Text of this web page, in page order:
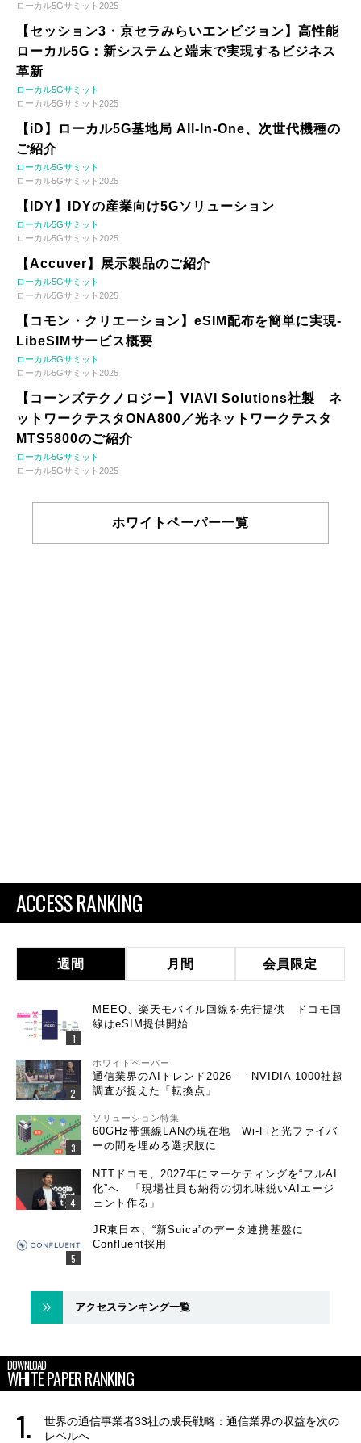
ローカル5Gサミット2025
【セッション3・京セラみらいエンビジョン】高性能
ローカル5G：新システムと端末で実現するビジネス
革新
ローカル5Gサミット
ローカル5Gサミット2025
【iD】ローカル5G基地局 All-In-One、次世代機種の
ご紹介
ローカル5Gサミット
ローカル5Gサミット2025
【IDY】IDYの産業向け5Gソリューション
ローカル5Gサミット
ローカル5Gサミット2025
【Accuver】展示製品のご紹介
ローカル5Gサミット
ローカル5Gサミット2025
【コモン・クリエーション】eSIM配布を簡単に実現-
LibeSIMサービス概要
ローカル5Gサミット
ローカル5Gサミット2025
【コーンズテクノロジー】VIAVI Solutions社製 ネ
ットワークテスタONA800／光ネットワークテスタ
MTS5800のご紹介
ローカル5Gサミット
ローカル5Gサミット2025
ホワイトペーパー一覧
ACCESS RANKING
週間 月間 会員限定
MEEQ、楽天モバイル回線を先行提供 ドコモ回
線はeSIM提供開始
ホワイトペーパー
通信業界のAIトレンド2026 ― NVIDIA 1000社超
調査が捉えた「転換点」
ソリューション特集
60GHz帯無線LANの現在地 Wi-Fiと光ファイバ
ーの間を埋める選択肢に
NTTドコモ、2027年にマーケティングを“フルAI
化”へ 「現場社員も納得の切れ味鋭いAIエージ
ェント作る」
JR東日本、“新Suica”のデータ連携基盤に
Confluent採用
アクセスランキング一覧
DOWNLOAD
WHITE PAPER RANKING
世界の通信事業者33社の成長戦略：通信業界の収益を次の
レベルへ